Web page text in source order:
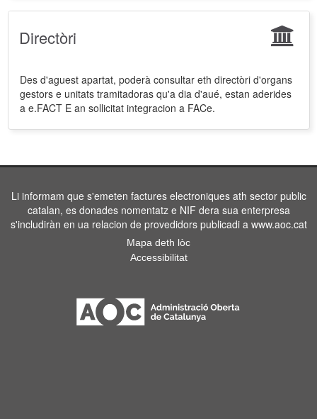
Directòri
Des d'aguest apartat, poderà consultar eth directòri d'organs
gestors e unitats tramitadoras qu'a dia d'aué, estan aderides
a e.FACT E an sollicitat integracion a FACe.
Li informam que s'emeten factures electroniques ath sector public
catalan, es donades nomentatz e NIF dera sua enterpresa
s'includiràn en ua relacion de provedidors publicadi a www.aoc.cat
Mapa deth lòc
Accessibilitat